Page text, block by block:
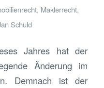
, Maklerrecht,
Schuld
Jahres hat der
Änderung im
Demnach ist der